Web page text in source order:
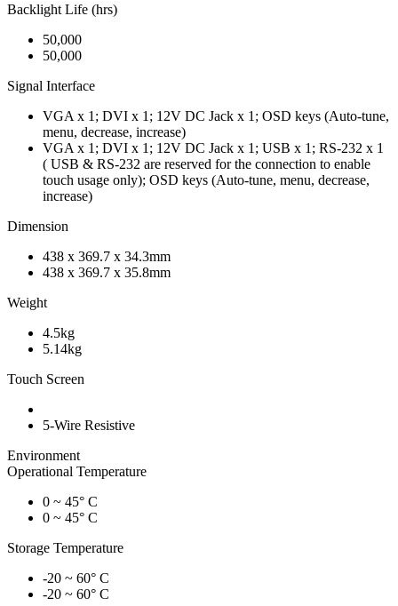
Backlight Life (hrs)
50,000
50,000
Signal Interface
VGA x 1; DVI x 1; 12V DC Jack x 1; OSD keys (Auto-tune,
menu, decrease, increase)
VGA x 1; DVI x 1; 12V DC Jack x 1; USB x 1; RS-232 x 1
( USB & RS-232 are reserved for the connection to enable
touch usage only); OSD keys (Auto-tune, menu, decrease,
increase)
Dimension
438 x 369.7 x 34.3mm
438 x 369.7 x 35.8mm
Weight
4.5kg
5.14kg
Touch Screen
5-Wire Resistive
Environment
Operational Temperature
0 ~ 45° C
0 ~ 45° C
Storage Temperature
-20 ~ 60° C
-20 ~ 60° C